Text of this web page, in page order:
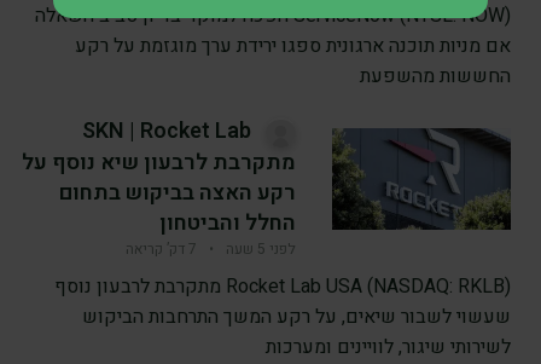
ServiceNow (NYSE: NOW) הפכה למוקד בדיון סביב השאלה
אם מניות תוכנה ארגונית ספגו ירידת ערך מוגזמת על רקע
החששות מהשפעת
SKN | Rocket Lab
מתקרבת לרבעון שיא נוסף על
רקע האצה בביקוש בתחום
החלל והביטחון
לפני 5 שעה • 7 דק’ קריאה
Rocket Lab USA (NASDAQ: RKLB) מתקרבת לרבעון נוסף
שעשוי לשבור שיאים, על רקע המשך התרחבות הביקוש
לשירותי שיגור, לוויינים ומערכות